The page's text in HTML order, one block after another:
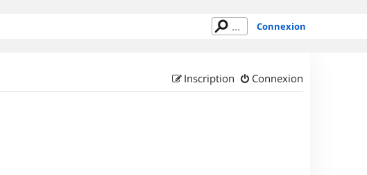
Connexion
Connexion
Inscription